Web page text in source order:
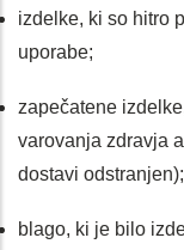
izdelke, ki so hitro
uporabe;
zapečatene
varovanja zdravja
dostavi odstranjen);
blago, ki je bilo